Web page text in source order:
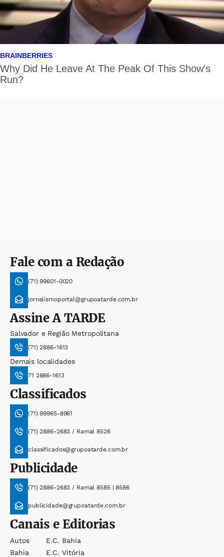
Fale com a Redação
(71) 99601-0020
jornalismoportal@grupoatarde.com.br
AssineA TARDE
Salvador e Região Metropolitana
(71) 2886-1613
Demais localidades
71 2886-1613
Classificados
(71) 99965-8961
(71) 2886-2683 / Ramal 8526
classificados@grupoatarde.com.br
Publicidade
(71) 2886-2683 / Ramal 8585 | 8586
publicidade@grupoatarde.com.br
Canais e Editorias
Autos
Bahia
E.c. Bahia
E.c. Vitória